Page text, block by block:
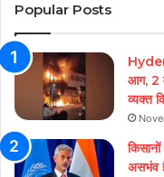
Popular Posts
आग, 2
व्यक्त
असभंव